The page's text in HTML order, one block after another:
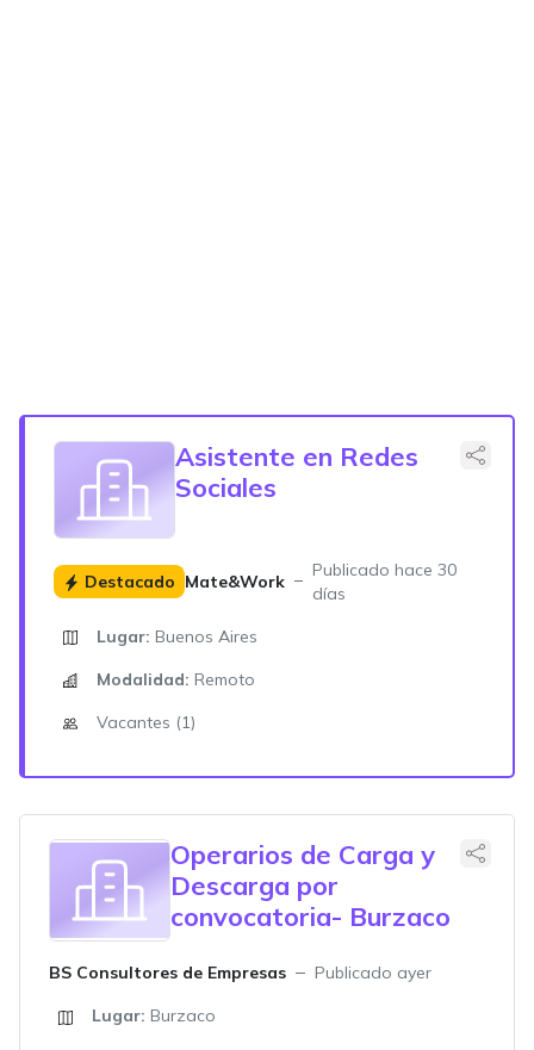
Asistente en Redes
Sociales
Destacado Mate&Work
Publicado hace 30
días
Lugar: Buenos Aires
Modalidad: Remoto
Vacantes (1)
Operarios de Carga y
Descarga por
convocatoria- Burzaco
BS Consultores de Empresas
Publicado ayer
Lugar: Burzaco